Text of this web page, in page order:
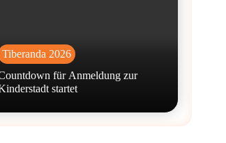
Tiberanda 2026
für Anmeldung zur
startet